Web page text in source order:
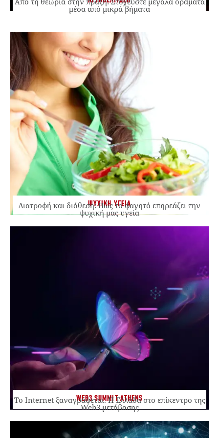
μέσα από μικρά βήματα
ΨΥΧΙΚΗ ΥΓΕΙΑ
Διατροφή και διάθεση: Πώς το φαγητό επηρεάζει την
ψυχική μας υγεία
WEB3 SUMMIT ATHENS
Το Internet ξαναγράφεται. Η Ελλάδα στο επίκεντρο της
Web3 μετάβασης